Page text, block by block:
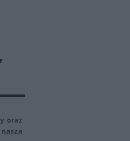
oraz